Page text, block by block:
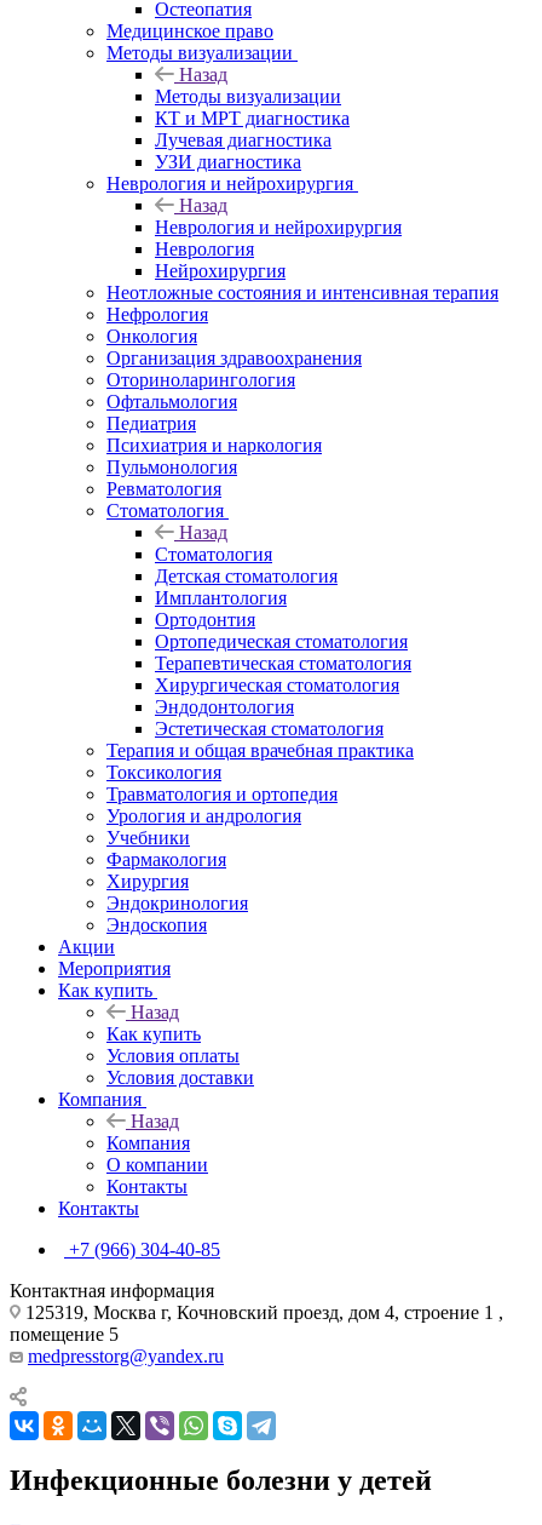
Остеопатия
Медицинское право
Методы визуализации
Назад
Методы визуализации
КТ и МРТ диагностика
Лучевая диагностика
УЗИ диагностика
Неврология и нейрохирургия
Назад
Неврология и нейрохирургия
Неврология
Нейрохирургия
Неотложные состояния и интенсивная терапия
Нефрология
Онкология
Организация здравоохранения
Оториноларингология
Офтальмология
Педиатрия
Психиатрия и наркология
Пульмонология
Ревматология
Стоматология
Назад
Стоматология
Детская стоматология
Имплантология
Ортодонтия
Ортопедическая стоматология
Терапевтическая стоматология
Хирургическая стоматология
Эндодонтология
Эстетическая стоматология
Терапия и общая врачебная практика
Токсикология
Травматология и ортопедия
Урология и андрология
Учебники
Фармакология
Хирургия
Эндокринология
Эндоскопия
Акции
Мероприятия
Как купить
Назад
Как купить
Условия оплаты
Условия доставки
Компания
Назад
Компания
О компании
Контакты
Контакты
+7 (966) 304-40-85
Контактная информация
125319, Москва г, Кочновский проезд, дом 4, строение 1 ,
помещение 5
medpresstorg@yandex.ru
Инфекционные болезни у детей